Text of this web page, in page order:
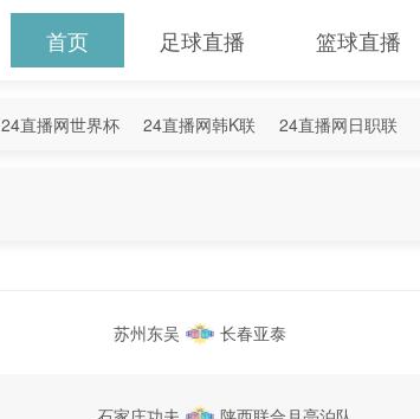
首页 足球直播 篮球直播
24直播网世界杯 24直播网韩K联 24直播网日职联
苏州东吴 长春亚泰